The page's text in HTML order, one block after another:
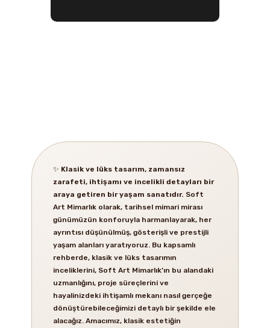
✨ Klasik ve lüks tasarım, zamansız
zarafeti, ihtişamı ve incelikli detayları bir
araya getiren bir yaşam sanatıdır. Soft
Art Mimarlık olarak, tarihsel mimari mirası
günümüzün konforuyla harmanlayarak, her
ayrıntısı düşünülmüş, gösterişli ve prestijli
yaşam alanları yaratıyoruz. Bu kapsamlı
rehberde, klasik ve lüks tasarımın
inceliklerini, Soft Art Mimarlık’ın bu alandaki
uzmanlığını, proje süreçlerini ve
hayalinizdeki ihtişamlı mekanı nasıl gerçeğe
dönüştürebileceğimizi detaylı bir şekilde ele
alacağız. Amacımız, klasik estetiğin